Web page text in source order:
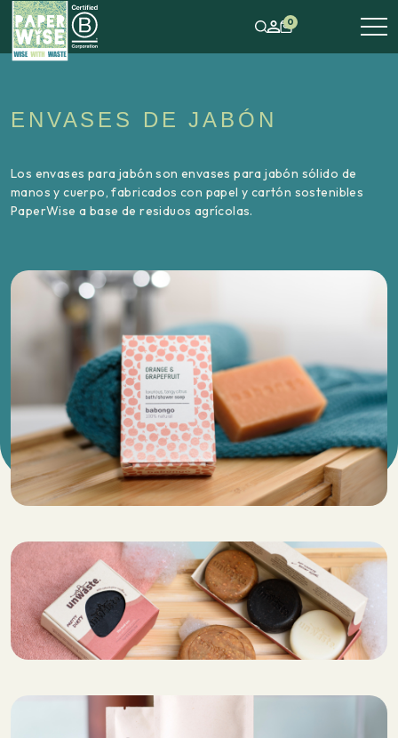
0
ENVASES DE JABÓN
Los envases para jabón son envases para jabón sólido de
manos y cuerpo, fabricados con papel y cartón sostenibles
PaperWise a base de residuos agrícolas.